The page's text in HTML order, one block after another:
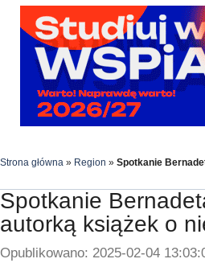
Strona główna » Region » Spotkanie
Spotkanie
autorką książek o
Opublikowano: 2025-02-04